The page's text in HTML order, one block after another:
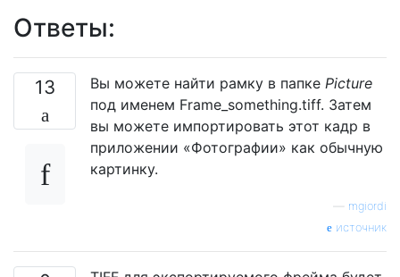
Ответы:
13 Вы можете найти рамку в папке Picture
под именем Frame_something.tiff. Затем
вы можете импортировать этот кадр в
приложении «Фотографии» как обычную
картинку.
mgiordi
источник